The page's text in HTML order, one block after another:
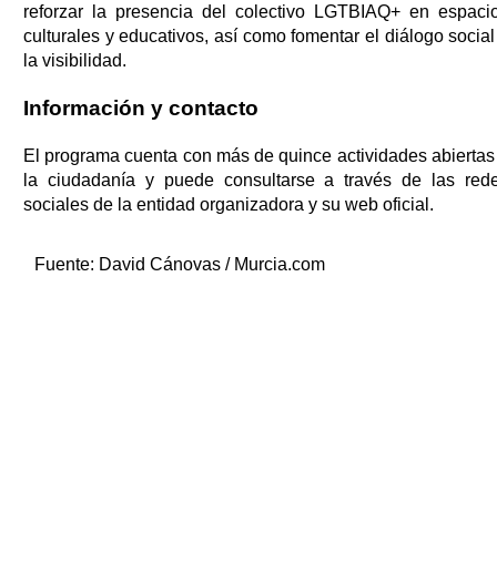
reforzar la presencia del colectivo LGTBIAQ+ en
culturales y educativos, así como fomentar el diálogo
la visibilidad.
Información y contacto
El programa cuenta con más de quince actividades
la ciudadanía y puede consultarse a través de las
sociales de la entidad organizadora y su web oficial.
Fuente: David Cánovas / Murcia.com